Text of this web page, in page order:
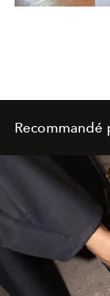
Recommandé